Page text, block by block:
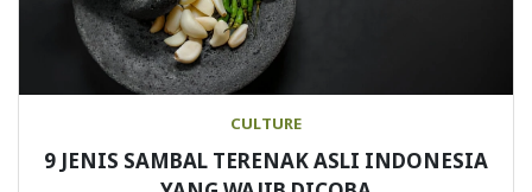
CULTURE
9 JENIS SAMBAL TERENAK ASLI INDONESIA